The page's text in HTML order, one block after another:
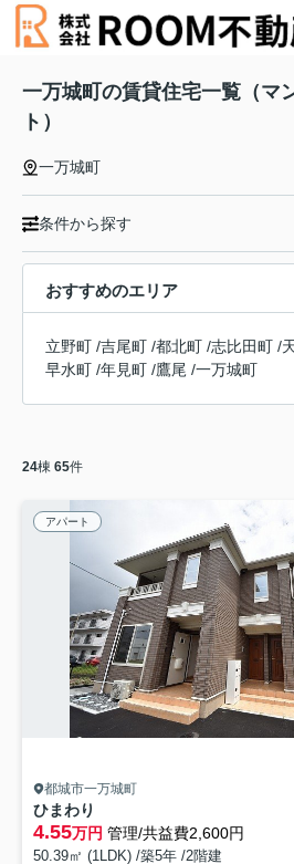
一万城町の賃貸住宅一覧（マ
ト）
一万城町
条件から探す
おすすめのエリア
立野町 /吉尾町 /都北町 /志比田町 /
早水町 /年見町 /鷹尾 /一万城町
24棟 65件
アパート
都城市一万城町
ひまわり
4.55万円 管理/共益費2,600円
50.39㎡ (1LDK) /築5年 /2階建